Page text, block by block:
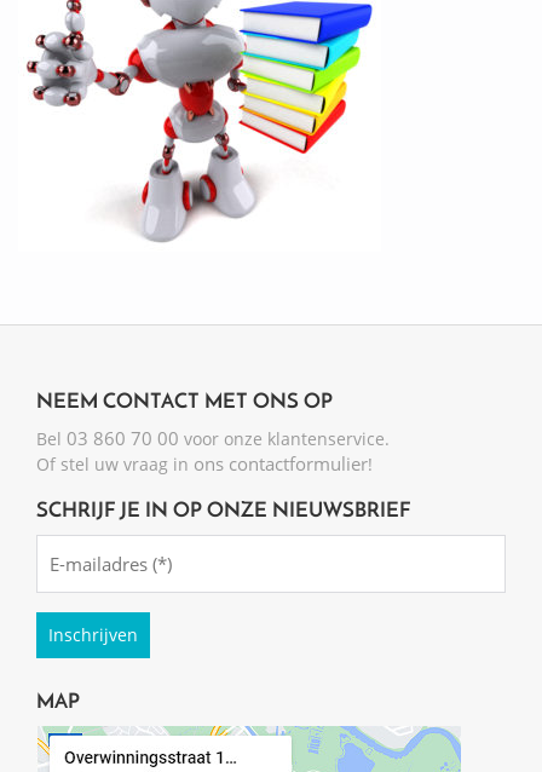
NEEM CONTACT MET ONS OP
Bel 03 860 70 00 voor onze klantenservice.
Of stel uw vraag in ons contactformulier!
SCHRIJF JE IN OP ONZE NIEUWSBRIEF
(Required)
MAP